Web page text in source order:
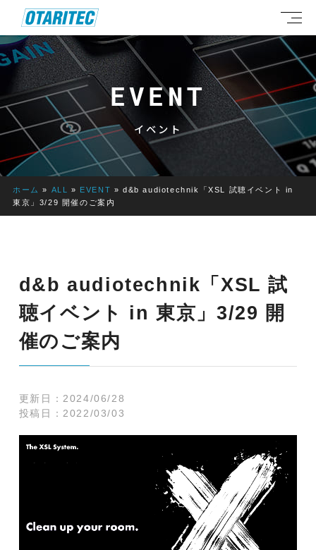
EVENT
イベント
ホーム » ALL » EVENT » d&b audiotechnik「XSL 試聴イベント in
東京」3/29 開催のご案内
d&b audiotechnik「XSL 試
聴イベント in 東京」3/29 開
催のご案内
更新日： 2024/06/28
投稿日： 2022/03/03